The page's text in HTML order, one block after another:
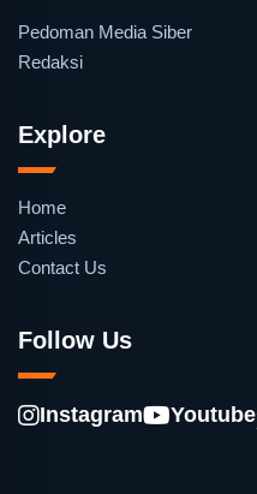
Pedoman Media Siber
Redaksi
Explore
Home
Articles
Contact Us
Follow Us
Instagram Youtube